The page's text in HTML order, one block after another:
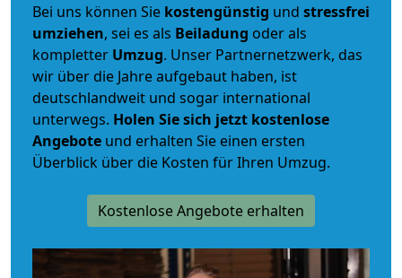
Bei uns können Sie kostengünstig und stressfrei
umziehen, sei es als Beiladung oder als
kompletter Umzug. Unser Partnernetzwerk, das
wir über die Jahre aufgebaut haben, ist
deutschlandweit und sogar international
unterwegs. Holen Sie sich jetzt kostenlose
Angebote und erhalten Sie einen ersten
Überblick über die Kosten für Ihren Umzug.
Kostenlose Angebote erhalten